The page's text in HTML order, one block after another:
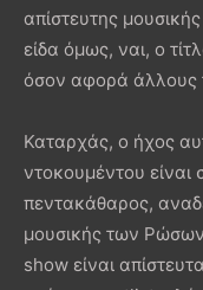
απίστευτης
είδα όμως, ναι, ο
όσον αφορά άλλους
Καταρχάς, o ήχος
ντοκουμέντου είναι
πεντακάθαρος,
μουσικής των
show είναι